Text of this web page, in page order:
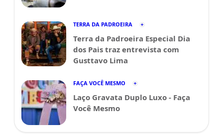
TERRA DA PADROEIRA
Terra da Padroeira Especial Dia
dos Pais traz entrevista com
Gusttavo Lima
FAÇA VOCÊ MESMO
Laço Gravata Duplo Luxo - Faça
Você Mesmo